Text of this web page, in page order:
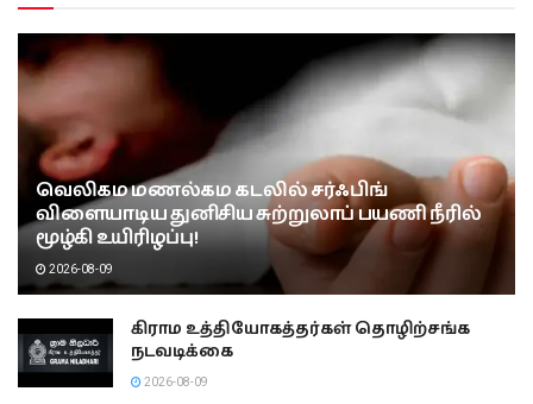
வெலிகம மணல்கம கடலில் சர்ஃபிங்
விளையாடிய துனிசிய சுற்றுலாப் பயணி நீரில்
மூழ்கி உயிரிழப்பு!
2026-08-09
கிராம உத்தியோகத்தர்கள் தொழிற்சங்க
நடவடிக்கை
2026-08-09